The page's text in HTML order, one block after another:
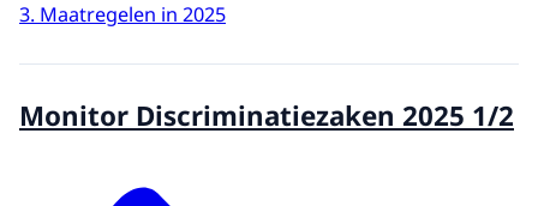
3. Maatregelen in 2025
Monitor Discriminatiezaken 2025 1/2